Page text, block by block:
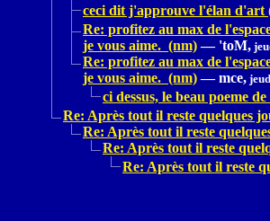
ceci dit j'approuve l'élan d'art
Re: profitez au max de
je vous aime. (nm) — 'toM,
Re: profitez au max de
je vous aime. (nm) — mce,
ci dessus, le beau poeme
Re: Après tout il reste quelques
Re: Après tout il reste
Re: Après tout il reste
Re: Après tout il reste